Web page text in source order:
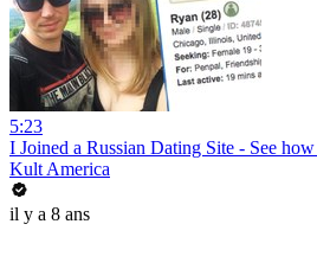
5:23
I Joined a Russian Dating Site - See
Kult America
il y a 8 ans